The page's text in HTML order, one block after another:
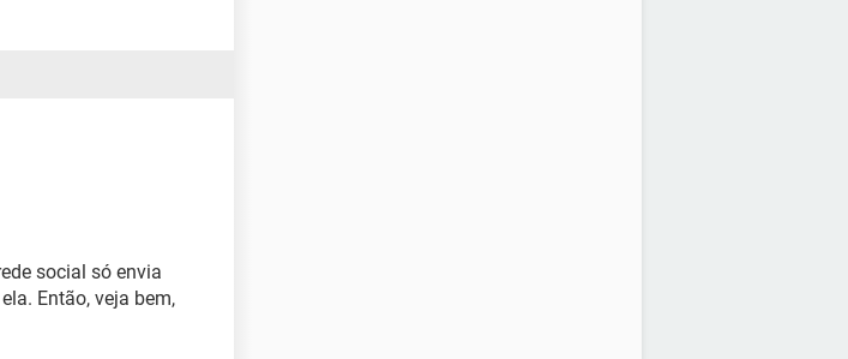
social só envia
Então, veja bem,